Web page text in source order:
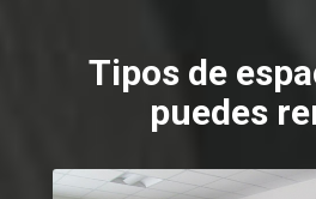
Tipos de
puedes